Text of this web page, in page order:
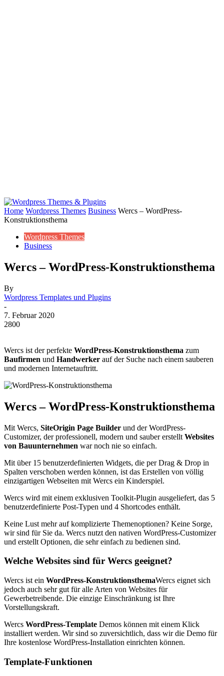
Home Wordpress Themes Business Wercs – WordPress-
Konstruktionsthema
Wordpress Themes
Business
Wercs – WordPress-Konstruktionsthema
By
Wordpress Templates und Plugins
-
7. Februar 2020
2800
Wercs ist der perfekte WordPress-Konstruktionsthema zum
Baufirmen und Handwerker auf der Suche nach einem sauberen
und modernen Internetauftritt.
Wercs – WordPress-Konstruktionsthema
Mit Wercs, SiteOrigin Page Builder und der WordPress-
Customizer, der professionell, modern und sauber erstellt Websites
von Bauunternehmen war noch nie so einfach.
Mit über 15 benutzerdefinierten Widgets, die per Drag & Drop in
Spalten verschoben werden können, ist das Erstellen von völlig
einzigartigen Webseiten mit Wercs ein Kinderspiel.
Wercs wird mit einem exklusiven Toolkit-Plugin ausgeliefert, das 5
benutzerdefinierte Post-Typen und 4 Shortcodes enthält.
Keine Lust mehr auf komplizierte Themenoptionen? Keine Sorge,
wir sind für Sie da. Wercs nutzt den nativen WordPress-Customizer
und erstellt Optionen, die sehr einfach zu bedienen sind.
Welche Websites sind für Wercs geeignet?
Wercs ist ein WordPress-KonstruktionsthemaWercs eignet sich
jedoch auch sehr gut für alle Arten von Websites für
Gewerbetreibende. Die einzige Einschränkung ist Ihre
Vorstellungskraft.
Wercs WordPress-Template Demos können mit einem Klick
installiert werden. Wir sind so zuversichtlich, dass wir die Demo für
Ihre kostenlose WordPress-Installation einrichten können.
Template-Funktionen